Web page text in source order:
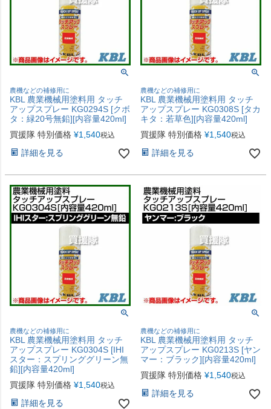
農機などの補修用に
KBL 農業機械用塗料用 タッチ
アップスプレー KG0294S [クボ
タ：緑20号無鉛][内容量420ml]
買援隊 特別価格 ¥1,540税込
詳細を見る
農機などの補修用に
KBL 農業機械用塗料用 タッチ
アップスプレー KG0308S [タカ
キタ：若草色][内容量420ml]
買援隊 特別価格 ¥1,540税込
詳細を見る
農機などの補修用に
KBL 農業機械用塗料用 タッチ
アップスプレー KG0304S [IHI
スター：スプリンググリーン無
鉛][内容量420ml]
買援隊 特別価格 ¥1,540税込
詳細を見る
農機などの補修用に
KBL 農業機械用塗料用 タッチ
アップスプレー KG0213S [ヤン
マー：ブラック][内容量420ml]
買援隊 特別価格 ¥1,540税込
詳細を見る